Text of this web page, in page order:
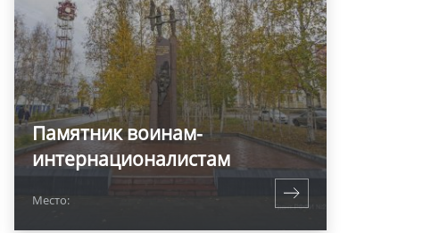
Памятник воинам-
интернационалистам
Место: